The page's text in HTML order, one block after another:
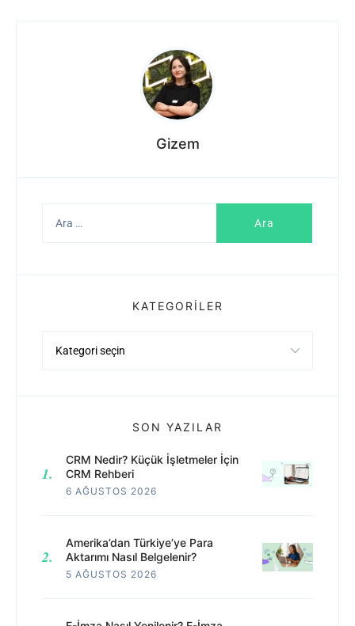
Gizem
KATEGORILER
SON YAZILAR
CRM Nedir? Küçük İşletmeler İçin
CRM Rehberi
6 AĞUSTOS 2026
Amerika’dan Türkiye’ye Para
Aktarımı Nasıl Belgelenir?
5 AĞUSTOS 2026